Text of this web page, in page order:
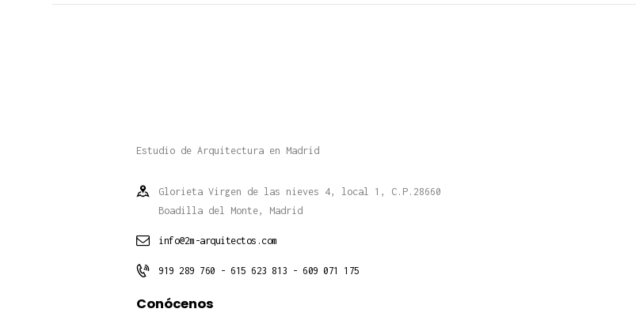
Estudio de Arquitectura en Madrid
Glorieta Virgen de las nieves 4, local 1, C.P.28660
Boadilla del Monte, Madrid
info@2m-arquitectos.com
919 289 760 - 615 623 813 - 609 071 175
Conócenos